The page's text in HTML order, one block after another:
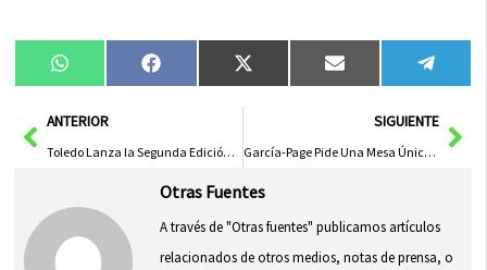
Compartir
en
WhatsAppCompartir
en
FacebookCompartir
en
X
(Twitter)
Compartir
en
Email
en
AntANTERIOR
Toledo Lanza la Segunda Edición del Bono Comercio con Descuento del 20% para Impulsar Compras Navideñas Locales
SIGUIENTE
García-Page Pide Una Mesa Única y Fin de Privilegios para Acuerdo en Financiación Autonómica
Otras Fuentes
A través de "Otras fuentes" publicamos artículos
relacionados de otros medios, notas de prensa, o